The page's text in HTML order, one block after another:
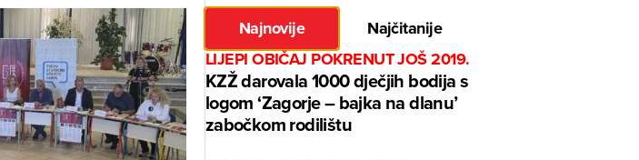
Najnovije
Najčitanije
LIJEPI OBIČAJ POKRENUT JOŠ 2019.
KZŽ darovala 1000 dječjih bodija s
logom ‘Zagorje – bajka na dlanu’
zabočkom rodilištu